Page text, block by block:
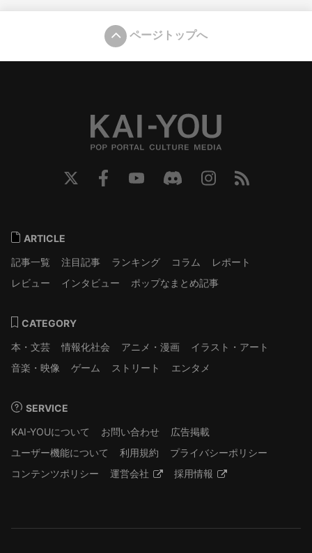
ページトップへ
ARTICLE
記事一覧
注目記事 ランキング コラム
レポート
レビュー
インタビュー ポップなまとめ記事
CATEGORY
本・文芸
情報化社会 アニメ・漫画
イラスト・アート
音楽・映像
ゲーム ストリート エンタメ
SERVICE
KAI-YOUについて
お問い合わせ
広告掲載
ユーザー機能について
利用規約
プライバシーポリシー
コンテンツポリシー
運営会社 採用情報